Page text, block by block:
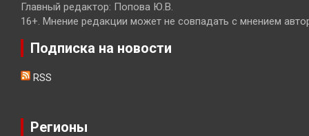
Главный редактор: Попова Ю.В.
16+. Мнение редакции может не совпадать с мнением
Подписка на новости
RSS
Регионы